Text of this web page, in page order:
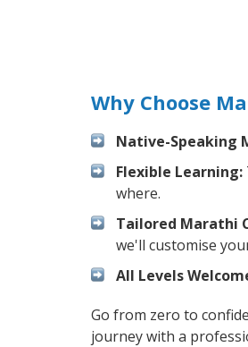
Why Choose
Native-Speaking
Flexible Learning:
where.
Tailored Marathi
we'll customise
All Levels
Go from zero to
journey with a